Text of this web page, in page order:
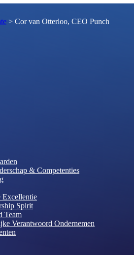
> Cor van Otterloo, CEO Punch
& Competenties
Excellentie
Spirit
Team
Verantwoord Ondernemen